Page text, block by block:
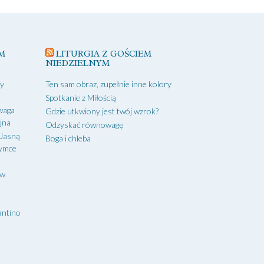
LITURGIA Z GOŚCIEM
NIEDZIELNYM
Ten sam obraz, zupełnie inne kolory
Spotkanie z Miłością
Gdzie utkwiony jest twój wzrok?
Odzyskać równowagę
Boga i chleba